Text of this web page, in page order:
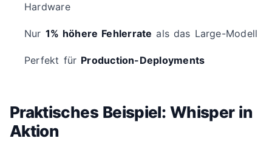
Hardware
Nur 1% höhere Fehlerrate als das Large-Modell
Perfekt für Production-Deployments
Praktisches Beispiel: Whisper in
Aktion